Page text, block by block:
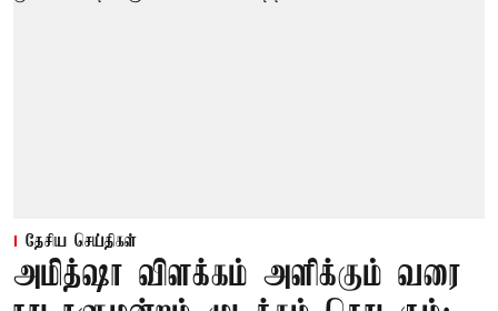
தேசிய செய்திகள்
அமித்ஷா விளக்கம் அளிக்கும் வரை